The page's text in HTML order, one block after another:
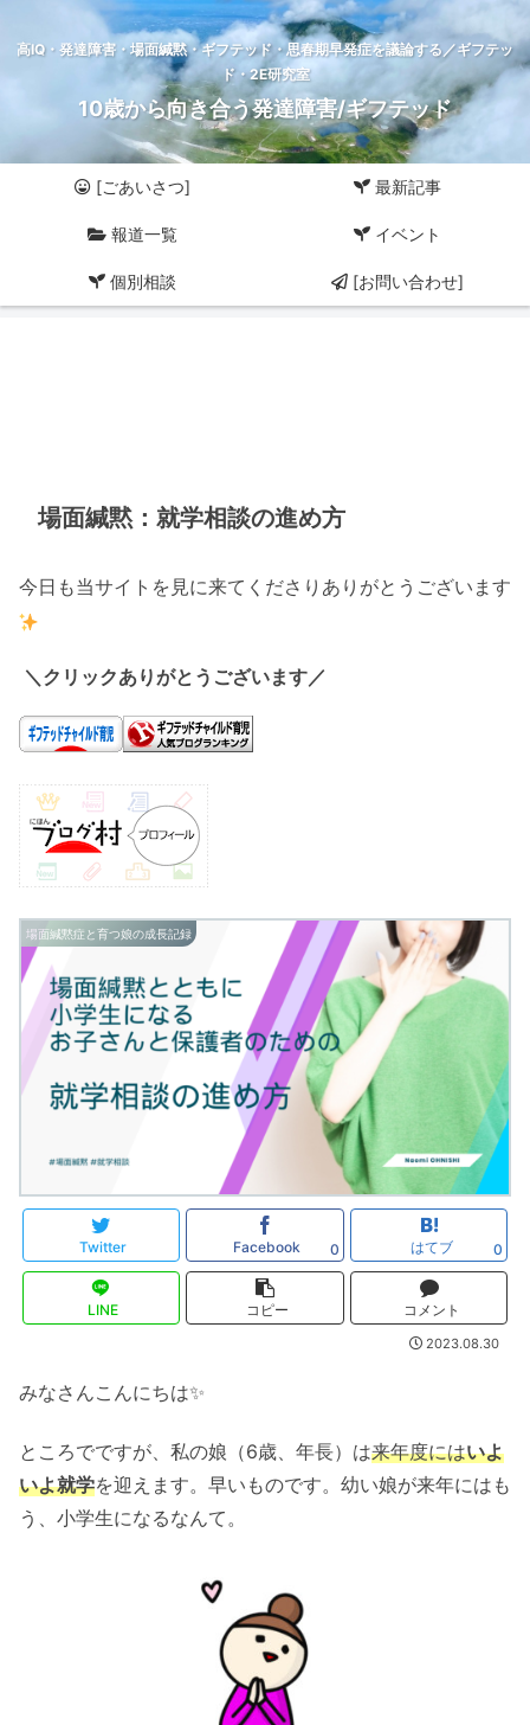
高IQ・発達障害・場面緘黙・ギフテッド・思春期早発症を議論する／ギフテッ
ド・2E研究室
10歳から向き合う発達障害/ギフテッド
[ごあいさつ] 最新記事
報道一覧 イベント
個別相談 [お問い合わせ]
場面緘黙：就学相談の進め方
今日も当サイトを見に来てくださりありがとうございます
＼クリックありがとうございます／
場面緘黙症と育つ娘の成長記録
Twitter Facebook 0 はてブ 0
LINE コピー コメント
2023.08.30
みなさんこんにちは✨
ところでですが、私の娘（6歳、年長）は来年度にはいよ
いよ就学を迎えます。早いものです。幼い娘が来年にはも
う、小学生になるなんて。